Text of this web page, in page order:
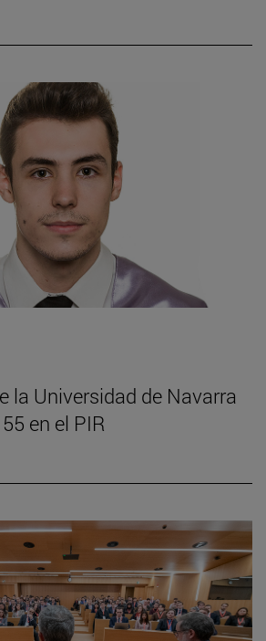
la Universidad de Navarra
en el PIR